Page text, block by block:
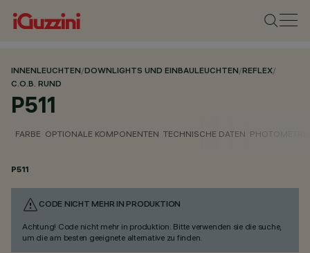
INNENLEUCHTEN/DOWNLIGHTS UND EINBAULEUCHTEN/REFLEX/
C.O.B. RUND
P511
FARBE OPTIONALE KOMPONENTEN TECHNISCHE DATEN
P511
CODE NICHT MEHR IN PRODUKTION
Achtung! Code nicht mehr in produktion. Bitte verwenden sie die suche,
um die am besten geeignete alternative zu finden.